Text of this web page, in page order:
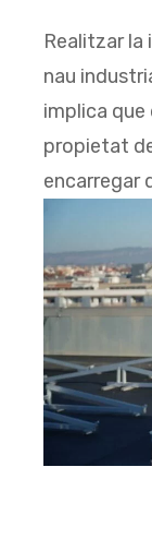
Realitzar la
nau
implica que
propietat
encarregar